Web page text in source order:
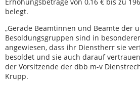
belegt.
„Gerade Beamtinnen und Beamte der
Besoldungsgruppen sind in
angewiesen, dass ihr Dienstherr sie
besoldet und sie auch darauf
der Vorsitzende der dbb m-v
Krupp.